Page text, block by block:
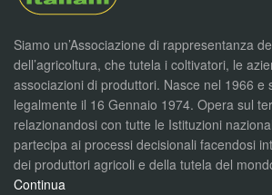
Siamo un’Associazione di rappresentanza
dell’agricoltura, che tutela i coltivatori, le
associazioni di produttori. Nasce nel 1966 e
legalmente il 16 Gennaio 1974. Opera sul
relazionandosi con tutte le Istituzioni
partecipa ai processi decisionali facendosi
dei produttori agricoli e della tutela del
Continua